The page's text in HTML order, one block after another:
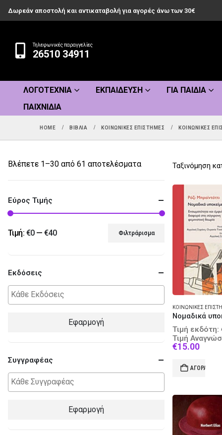
Δωρεάν αποστολή και αντικαταβολή για αγορές άνω των 30€
Τηλεφωνικές παραγγελίες
26510 34911
ΛΟΓΟΤΕΧΝΊΑ ΕΚΠΑΊΔΕΥΣΗ ΓΙΑ ΠΑΙΔΙΆ
ΠΑΙΧΝΊΔΙΑ
HOME ΒΙΒΛΊΑ ΚΟΙΝΩΝΙΚΈΣ ΕΠΙΣΤΉΜΕΣ ΚΟΙΝΩΝΙΚΈΣ
Ταξινόμηση
Τιμή εκδότη:
Τιμή
€15.00
is:
ΑΓΟΡΆ
Βλέπετε 1–30 από 61 αποτελέσματαSorted
popularity
Εύρος Τιμής
Ελάχιστη
τιμή
Μέγιστη
τιμή
Φιλτράρισμα
Τιμή: €0— €40
Εκδόσεις
Εφαρμογή
Συγγραφέας
Εφαρμογή